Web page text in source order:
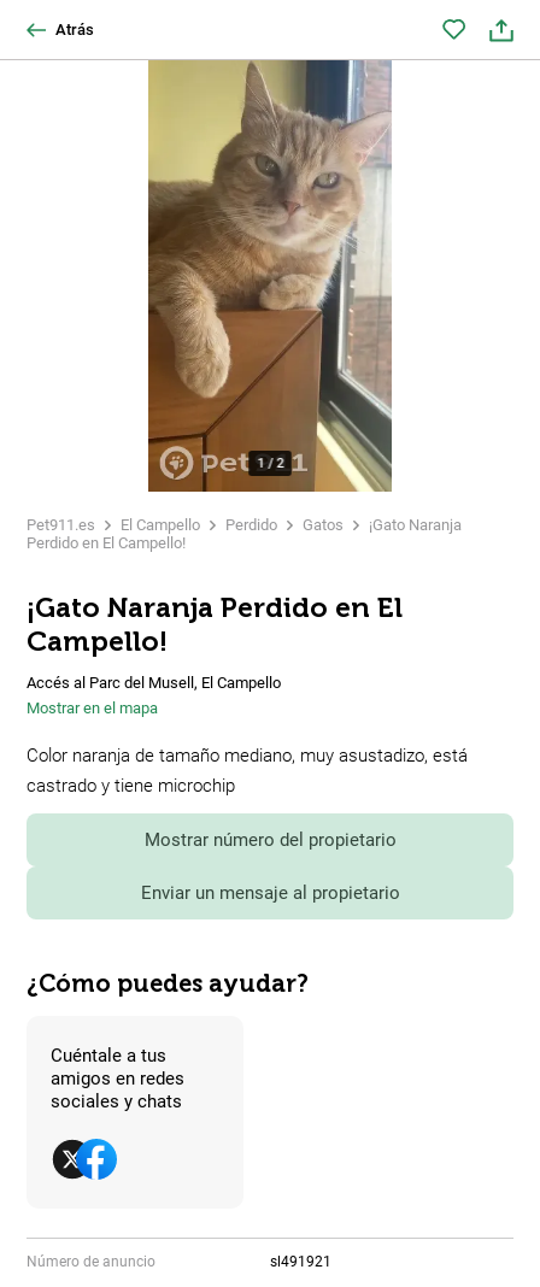
Atrás
1 /2
Pet911.es El Campello Perdido Gatos
¡Gato Naranja
Perdido en El Campello!
¡Gato Naranja Perdido en El
Campello!
Accés al Parc del Musell, El Campello
Mostrar en el mapa
Color naranja de tamaño mediano, muy asustadizo, está
castrado y tiene microchip
Mostrar número del propietario
Enviar un mensaje al propietario
¿Cómo puedes ayudar?
Cuéntale a tus
amigos en redes
sociales y chats
Número de anuncio sl491921